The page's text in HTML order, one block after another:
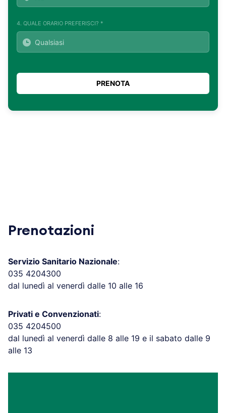
4. QUALE ORARIO PREFERISCI? *
Prenotazioni
Servizio Sanitario Nazionale:
035 4204300
dal lunedì al venerdì dalle 10 alle 16
Privati e Convenzionati:
035 4204500
dal lunedì al venerdì dalle 8 alle 19 e il sabato dalle 9
alle 13